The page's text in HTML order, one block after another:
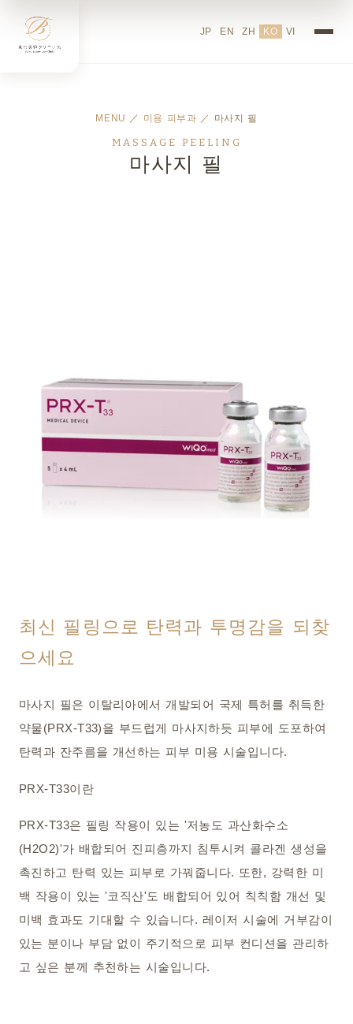
JP EN ZH KO VI
MENU ／ 미용 피부과 ／ 마사지 필
MASSAGE PEELING
마사지 필
최신 필링으로 탄력과 투명감을 되찾
으세요
마사지 필은 이탈리아에서 개발되어 국제 특허를 취득한
약물(PRX-T33)을 부드럽게 마사지하듯 피부에 도포하여
탄력과 잔주름을 개선하는 피부 미용 시술입니다.
PRX-T33이란
PRX-T33은 필링 작용이 있는 '저농도 과산화수소
(H2O2)'가 배합되어 진피층까지 침투시켜 콜라겐 생성을
촉진하고 탄력 있는 피부로 가꿔줍니다. 또한, 강력한 미
백 작용이 있는 '코직산'도 배합되어 있어 칙칙함 개선 및
미백 효과도 기대할 수 있습니다. 레이저 시술에 거부감이
있는 분이나 부담 없이 주기적으로 피부 컨디션을 관리하
고 싶은 분께 추천하는 시술입니다.